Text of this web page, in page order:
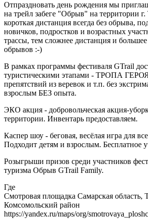
Отпраздновать день рождения мы
на трейл забеге "Обрыв" на территории
короткая дистанция всегда без обрыва,
новичков, подростков и возрастных
трассы, тем сложнее дистанция и большее
обрывов :-)
В рамках программы фестиваля GTrail
туристическими этапами - ТРОПА
препятствий из веревок и т.п. без
взрослым БЕЗ опыта.
ЭКО акция - добровольческая акция-
территории. Инвентарь предоставляем.
Каспер шоу - беговая, весёлая игра для
Подходит детям и взрослым. Бесплатное
Розыгрыши призов среди участников
туризма Обрыв GTrail Family.
Где
Смотровая площадка Самарская область,
Комсомольский район
https://yandex.ru/maps/org/